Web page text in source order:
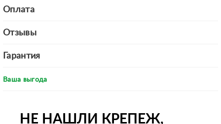
Оплата
Отзывы
Гарантия
Ваша выгода
НЕ НАШЛИ КРЕПЕЖ,